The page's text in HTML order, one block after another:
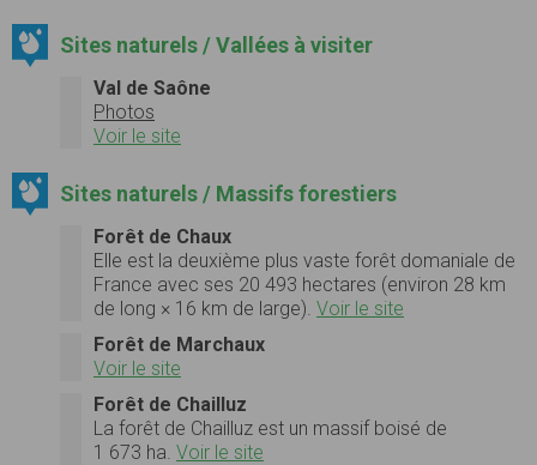
Sites naturels / Vallées à visiter
Val de Saône
Photos
Voir le site
Sites naturels / Massifs forestiers
Forêt de Chaux
Elle est la deuxième plus vaste forêt domaniale de
France avec ses 20 493 hectares (environ 28 km
de long × 16 km de large). Voir le site
Forêt de Marchaux
Voir le site
Forêt de Chailluz
La forêt de Chailluz est un massif boisé de
1 673 ha. Voir le site